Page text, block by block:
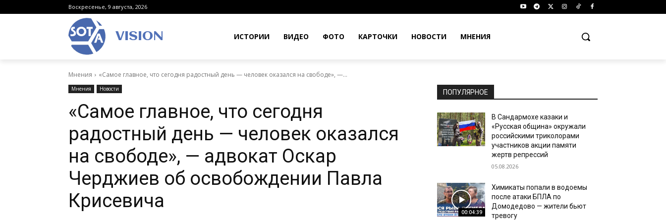
Воскресенье, 9 августа, 2026
VISION ИСТОРИИ ВИДЕО ФОТО КАРТОЧКИ НОВОСТИ МНЕНИЯ
Мнения «Самое главное, что сегодня радостный день — человек оказался на свободе», —...
Мнения Новости
«Самое главное, что сегодня
радостный день — человек оказался
на свободе», — адвокат Оскар
Черджиев об освобождении Павла
Крисевича
ПОПУЛЯРНОЕ
В Сандармохе казаки и
«Русская община» окружали
российскими триколорами
участников акции памяти
жертв репрессий
05.08.2026
00:04:39
Химикаты попали в водоемы
после атаки БПЛА по
Домодедово — жители бьют
тревогу